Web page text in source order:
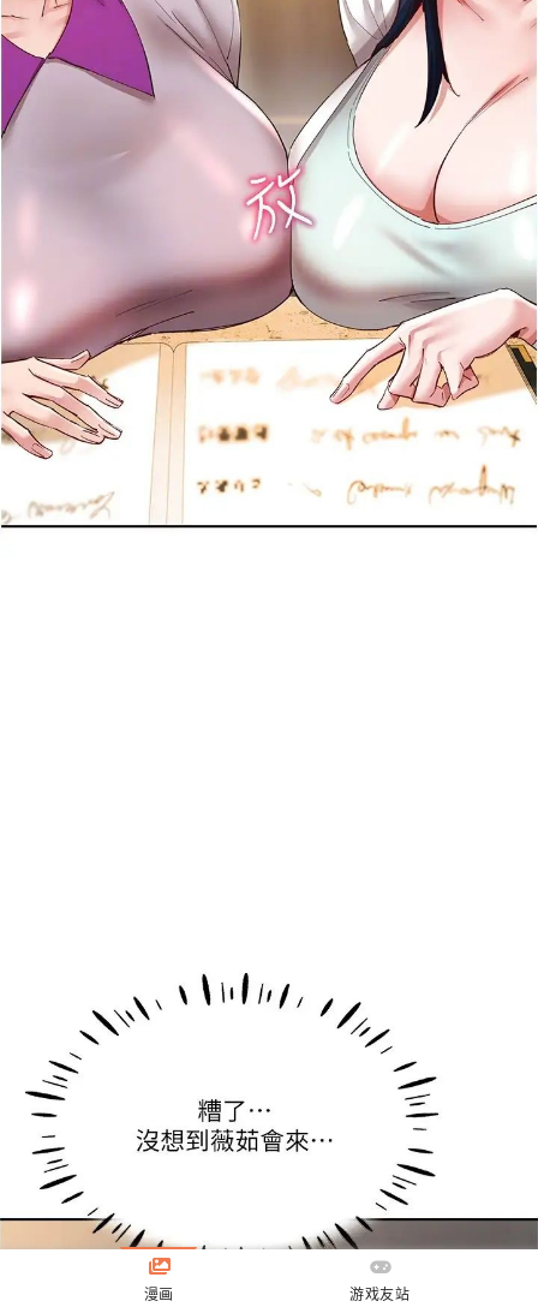
漫画 游戏友站